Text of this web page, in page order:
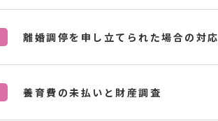
離婚調停を申し立てられた場合の対応
養育費の未払いと財産調査